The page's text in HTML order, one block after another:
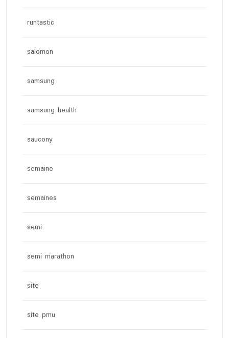
runtastic
salomon
samsung
samsung health
saucony
semaine
semaines
semi
semi marathon
site
site pmu